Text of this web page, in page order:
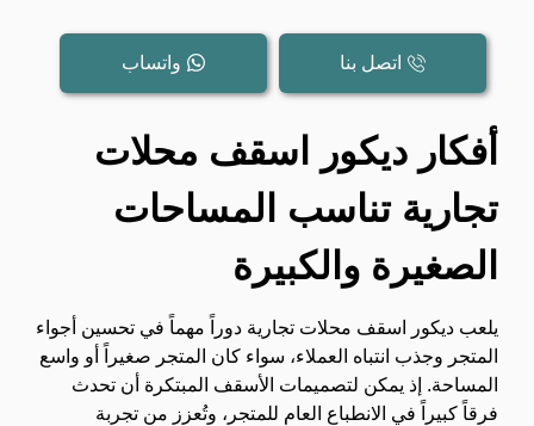
اتصل بنا واتساب
أفكار ديكور اسقف محلات
تجارية تناسب المساحات
الصغيرة والكبيرة
يلعب ديكور اسقف محلات تجارية دوراً مهماً في تحسين أجواء
المتجر وجذب انتباه العملاء، سواء كان المتجر صغيراً أو واسع
المساحة. إذ يمكن لتصميمات الأسقف المبتكرة أن تحدث
فرقاً كبيراً في الانطباع العام للمتجر، وتُعزز من تجربة